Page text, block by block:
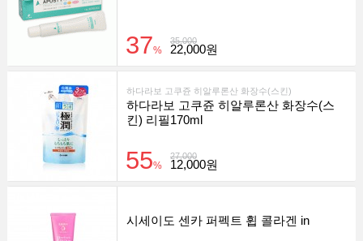
35,000
37% 22,000원
하다라보 고쿠쥰 히알루론산 화장수(스킨)
하다라보 고쿠쥰 히알루론산 화장수(스
킨) 리필170ml
27,000
55% 12,000원
시세이도 센카 퍼펙트 휩 콜라겐 in